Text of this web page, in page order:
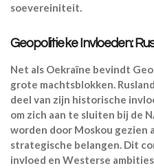
soevereiniteit.
Geopolitieke Invloeden:
Net als Oekraïne bevindt
grote machtsblokken.
deel van zijn historische
om zich aan te sluiten bij de
worden door Moskou gezien
strategische belangen. Dit
invloed en Westerse